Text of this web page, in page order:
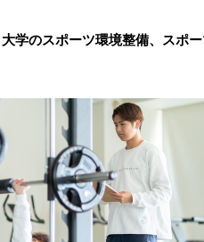
学のスポーツ環境整備、スポ